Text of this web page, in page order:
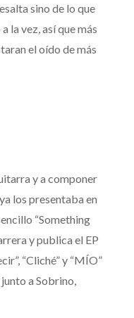
sino de lo que
la vez, así que más
el oído de más
y a componer
los presentaba en
“Something
y publica el EP
“Cliché” y “MÍO”
a Sobrino,